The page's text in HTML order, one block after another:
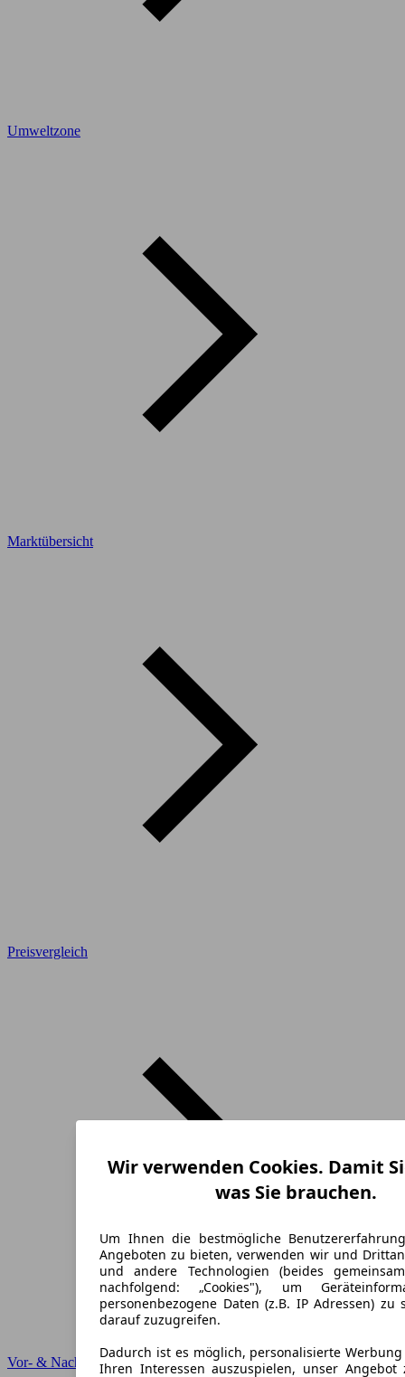
Wir verwenden Cookies. Damit
was Sie brauchen.
Um Ihnen die bestmögliche
Angeboten zu bieten, verwenden wir und
und andere Technologien (beides
nachfolgend: „Cookies"), um
personenbezogene Daten (z.B. IP Adressen) zu
darauf zuzugreifen.
Dadurch ist es möglich, personalisierte
Ihren Interessen auszuspielen, unser Angebot
Umweltzone
Marktübersicht
Preisvergleich
Vor- & Nachteile